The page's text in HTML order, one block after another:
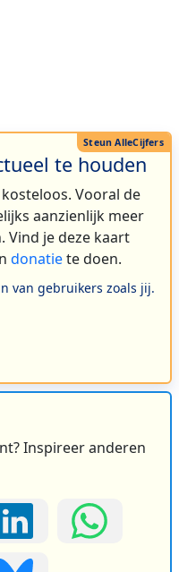
te houden
Vooral de
aanzienlijk meer
Vind je deze kaart
donatiete doen.
van gebruikers zoals jij.
Inspireer anderen